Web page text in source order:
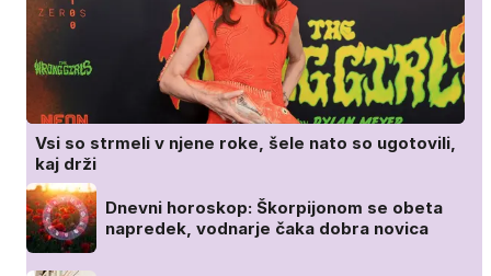
Vsi so strmeli v njene roke, šele nato so ugotovili,
kaj drži
Dnevni horoskop: Škorpijonom se obeta
napredek, vodnarje čaka dobra novica